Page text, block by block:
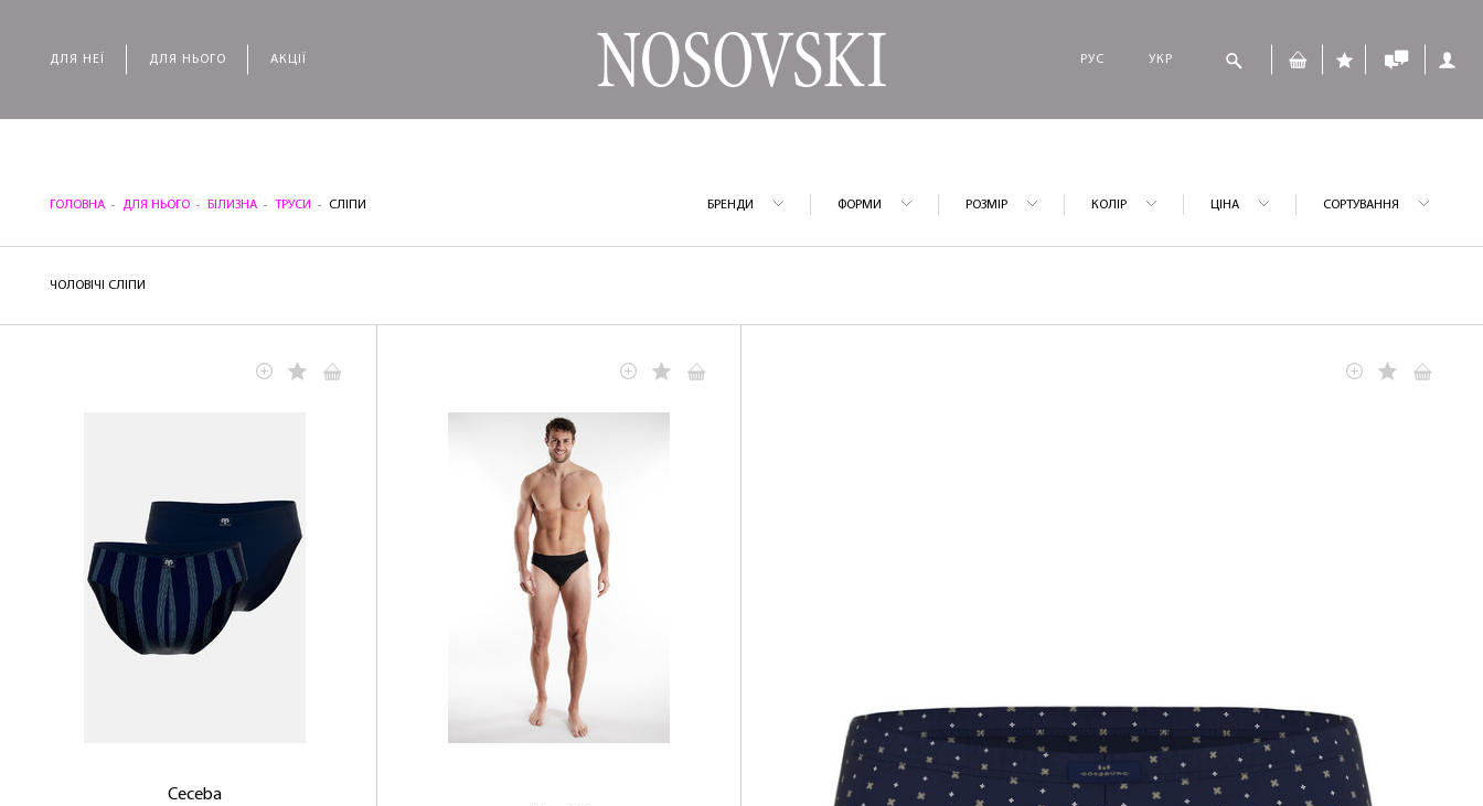
ДЛЯ НЕЇ ДЛЯ НЬОГО АКЦІЇ РУС УКР
ГОЛОВНА ДЛЯ НЬОГО БІЛИЗНА ТРУСИ СЛІПИ БРЕНДИ ФОРМИ РОЗМІР КОЛІР ЦІНА СОРТУВАННЯ
ЧОЛОВІЧІ СЛІПИ
Ceceba